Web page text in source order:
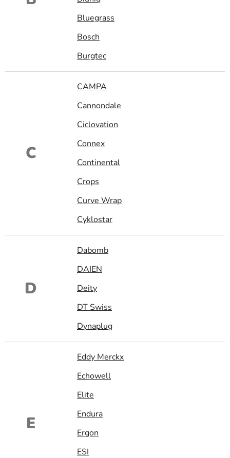
Bluegrass
Bosch
Burgtec
C
CAMPA
Cannondale
Ciclovation
Connex
Continental
Crops
Curve Wrap
Cyklostar
D
Dabomb
DAIEN
Deity
DT Swiss
Dynaplug
E
Eddy Merckx
Echowell
Elite
Endura
Ergon
ESI